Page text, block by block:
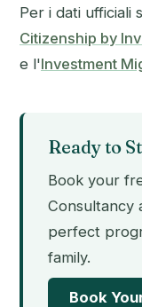
Per i dati ufficiali
Citizenship by
e l'Investment
Ready to
Book your
Consultancy
perfect
family.
Book